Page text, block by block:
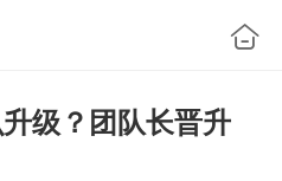
级？团队长晋升